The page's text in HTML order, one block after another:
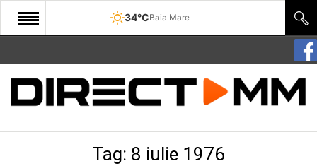
34°CBaia Mare
START
COMUNITATE
Tag: 8 iulie 1976